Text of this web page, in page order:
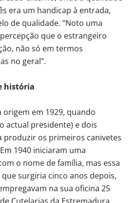
era um handicap à entrada,
de qualidade. “Noto uma
que o estrangeiro
não só em termos
no geral”.
história
origem em 1929, quando
actual presidente) e dois
produzir os primeiros canivetes
1940 iniciaram uma
o nome de família, mas essa
que surgiria cinco anos depois,
na sua oficina 25